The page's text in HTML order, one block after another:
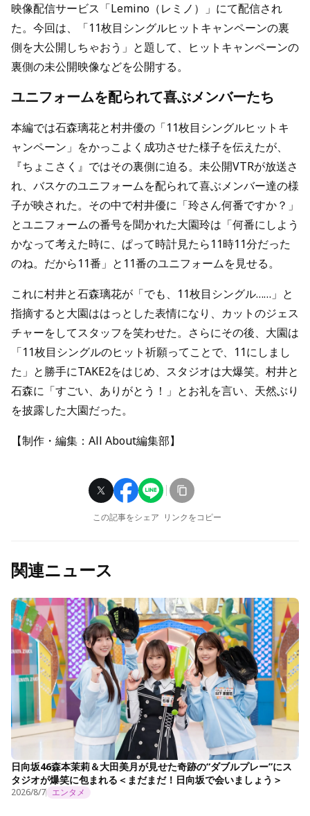
映像配信サービス「Lemino（レミノ）」にて配信され
た。今回は、「11枚目シングルヒットキャンペーンの裏
側を大公開しちゃおう」と題して、ヒットキャンペーンの
裏側の未公開映像などを公開する。
ユニフォームを配られて喜ぶメンバーたち
本編では石森璃花と村井優の「11枚目シングルヒットキ
ャンペーン」をかっこよく成功させた様子を伝えたが、
『ちょこさく』ではその裏側に迫る。未公開VTRが放送さ
れ、バスケのユニフォームを配られて喜ぶメンバー達の様
子が映された。その中で村井優に「玲さん何番ですか？」
とユニフォームの番号を聞かれた大園玲は「何番にしよう
かなって考えた時に、ぱって時計見たら11時11分だった
のね。だから11番」と11番のユニフォームを見せる。
これに村井と石森璃花が「でも、11枚目シングル……」と
指摘すると大園ははっとした表情になり、カットのジェス
チャーをしてスタッフを笑わせた。さらにその後、大園は
「11枚目シングルのヒット祈願ってことで、11にしまし
た」と勝手にTAKE2をはじめ、スタジオは大爆笑。村井と
石森に「すごい、ありがとう！」とお礼を言い、天然ぶり
を披露した大園だった。
【制作・編集：All About編集部】
この記事をシェア リンクをコピー
関連ニュース
日向坂46森本茉莉＆大田美月が見せた奇跡の“ダブルプレー”にス
タジオが爆笑に包まれる＜まだまだ！日向坂で会いましょう＞
2026/8/7 エンタメ